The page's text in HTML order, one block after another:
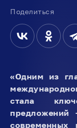
Поделиться
«Одним из
стала
предложений
современных